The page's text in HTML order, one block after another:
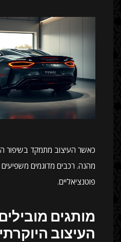
כאשר העיצוב מתמקד בשיפור
מהנה. רכבים מדוגמים
פוטנציאליים.
מותגים
העיצוב היוקרתי